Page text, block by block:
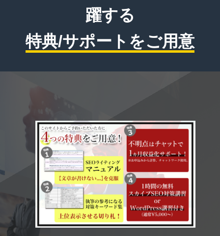
躍する
特典/サポートをご用意